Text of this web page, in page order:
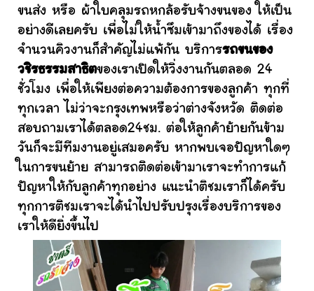
ขนส่ง หรือ ผ้าใบคลุมรถหกล้อรับจ้างขนของ ให้เป็น
อย่างดีเลยครับ เพื่อไม่ให้น้ำซึมเข้ามาถึงของได้ เรื่อง
จำนวนคิวงานก็สำคัญไม่แพ้กัน บริการรถขนของ
วชิรธรรมสาธิตของเราเปิดให้วิ่งงานกันตลอด 24
ชั่วโมง เพื่อให้เพียงต่อความต้องการของลูกค้า ทุกที่
ทุกเวลา ไม่ว่าจะกรุงเทพหรือว่าต่างจังหวัด ติดต่อ
สอบถามเราได้ตลอด24ชม. ต่อให้ลูกค้าย้ายกันข้าม
วันก็จะมีทีมงานอยู่เสมอครับ หากพบเจอปัญหาใดๆ
ในการขนย้าย สามารถติดต่อเข้ามาเราจะทำการแก้
ปัญหาให้กับลูกค้าทุกอย่าง แนะนำติชมเราก็ได้ครับ
ทุกการติชมเราจะได้นำไปปรับปรุงเรื่องบริการของ
เราให้ดียิ่งขึ้นไป